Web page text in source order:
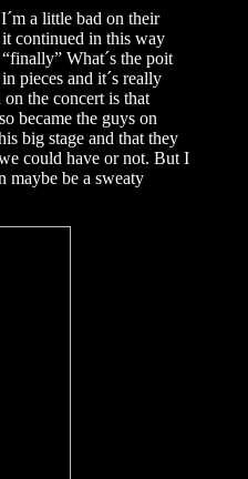
a little bad on their
continued in this way
What´s the poit
pieces and it´s really
the concert is that
became the guys on
big stage and that they
could have or not. But I
maybe be a sweaty